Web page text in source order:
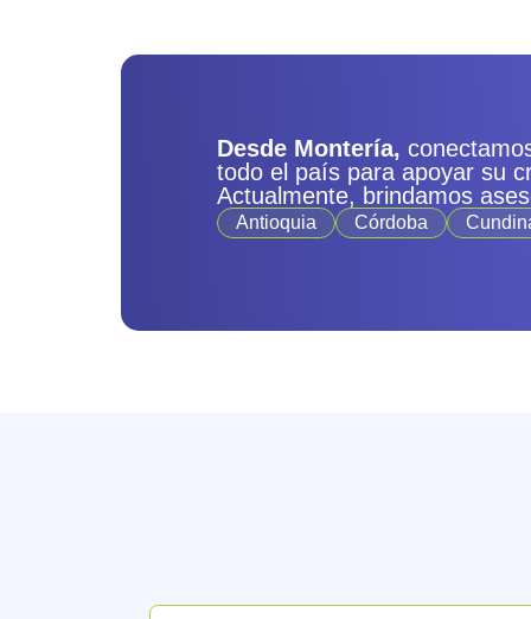
Desde Montería,
todo el país para apoyar su
Actualmente, brindamos
Antioquia Córdoba